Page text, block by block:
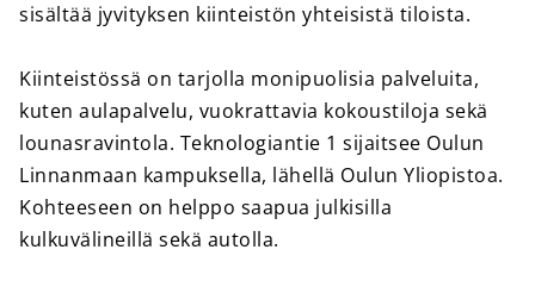
sisältää jyvityksen kiinteistön yhteisistä tiloista.
Kiinteistössä on tarjolla monipuolisia palveluita,
kuten aulapalvelu, vuokrattavia kokoustiloja sekä
lounasravintola. Teknologiantie 1 sijaitsee Oulun
Linnanmaan kampuksella, lähellä Oulun Yliopistoa.
Kohteeseen on helppo saapua julkisilla
kulkuvälineillä sekä autolla.